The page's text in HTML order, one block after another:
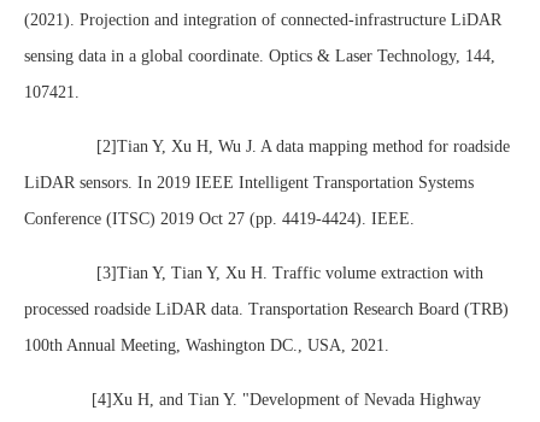
(2021). Projection and integration of connected-infrastructure LiDAR
sensing data in a global coordinate. Optics & Laser Technology, 144,
107421.
[2]Tian Y, Xu H, Wu J. A data mapping method for roadside
LiDAR sensors. In 2019 IEEE Intelligent Transportation Systems
Conference (ITSC) 2019 Oct 27 (pp. 4419-4424). IEEE.
[3]Tian Y, Tian Y, Xu H. Traffic volume extraction with
processed roadside LiDAR data. Transportation Research Board (TRB)
100th Annual Meeting, Washington DC., USA, 2021.
[4]Xu H, and Tian Y. "Development of Nevada Highway